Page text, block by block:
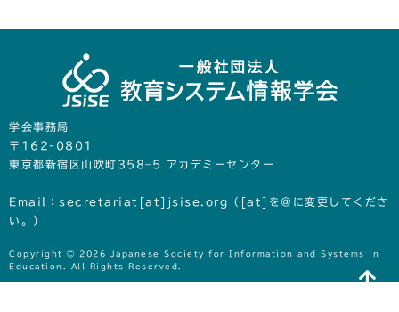
学会事務局
〒162-0801
東京都新宿区山吹町358‒5 アカデミーセンター
Email：secretariat[at]jsise.org（[at]を@に変更してくださ
い。）
Copyright © 2026 Japanese Society for Information and Systems in
Education. All Rights Reserved.